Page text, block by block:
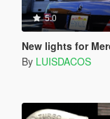
5.0
New lights for
By LUISDACOS